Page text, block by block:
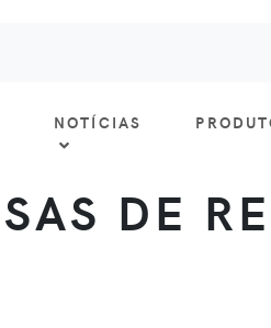
NOTÍCIAS
DE